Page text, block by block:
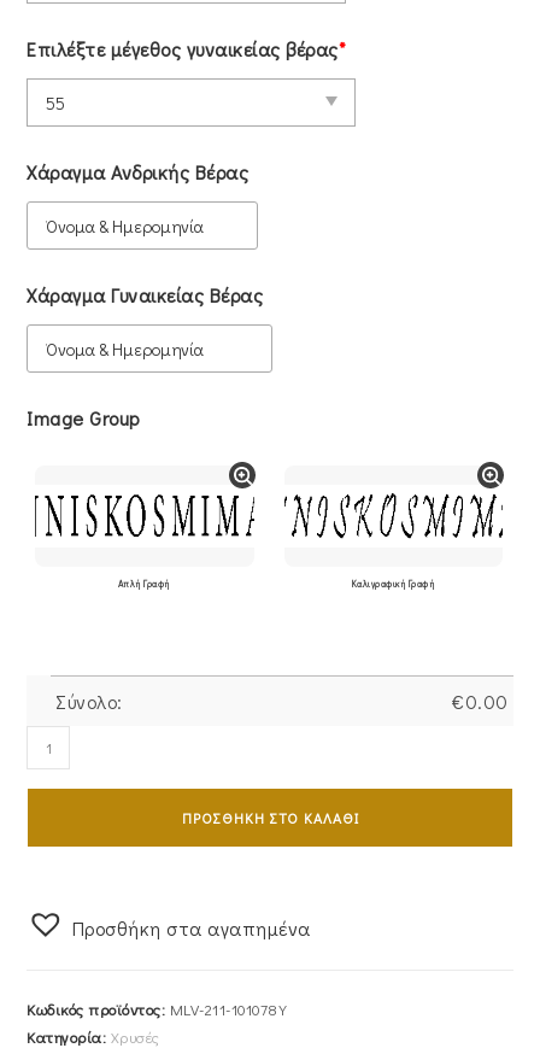
Επιλέξτε μέγεθος γυναικείας βέρας*
Χάραγμα Ανδρικής Βέρας
Χάραγμα Γυναικείας Βέρας
Image Group
Απλή Γραφή Καλιγραφική Γραφή
Σύνολο: €0.00
Ζευγάρι
Βέρες
211-
ΠΡΟΣΘΉΚΗ ΣΤΟ ΚΑΛΆΘΙ
Προσθήκη στα αγαπημένα
Κωδικός προϊόντος: MLV-211-101078Y
Κατηγορία: Χρυσές